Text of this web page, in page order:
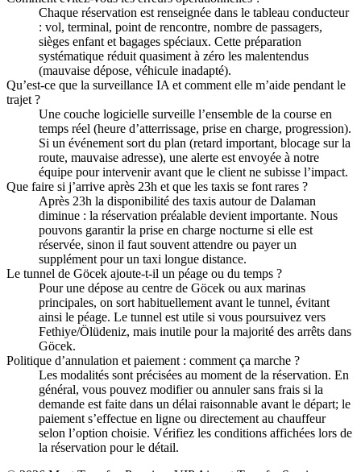
Chaque réservation est renseignée dans le tableau conducteur
: vol, terminal, point de rencontre, nombre de passagers,
sièges enfant et bagages spéciaux. Cette préparation
systématique réduit quasiment à zéro les malentendus
(mauvaise dépose, véhicule inadapté).
Qu’est‑ce que la surveillance IA et comment elle m’aide pendant le
trajet ?
Une couche logicielle surveille l’ensemble de la course en
temps réel (heure d’atterrissage, prise en charge, progression).
Si un événement sort du plan (retard important, blocage sur la
route, mauvaise adresse), une alerte est envoyée à notre
équipe pour intervenir avant que le client ne subisse l’impact.
Que faire si j’arrive après 23h et que les taxis se font rares ?
Après 23h la disponibilité des taxis autour de Dalaman
diminue : la réservation préalable devient importante. Nous
pouvons garantir la prise en charge nocturne si elle est
réservée, sinon il faut souvent attendre ou payer un
supplément pour un taxi longue distance.
Le tunnel de Göcek ajoute‑t‑il un péage ou du temps ?
Pour une dépose au centre de Göcek ou aux marinas
principales, on sort habituellement avant le tunnel, évitant
ainsi le péage. Le tunnel est utile si vous poursuivez vers
Fethiye/Ölüdeniz, mais inutile pour la majorité des arrêts dans
Göcek.
Politique d’annulation et paiement : comment ça marche ?
Les modalités sont précisées au moment de la réservation. En
général, vous pouvez modifier ou annuler sans frais si la
demande est faite dans un délai raisonnable avant le départ; le
paiement s’effectue en ligne ou directement au chauffeur
selon l’option choisie. Vérifiez les conditions affichées lors de
la réservation pour le détail.